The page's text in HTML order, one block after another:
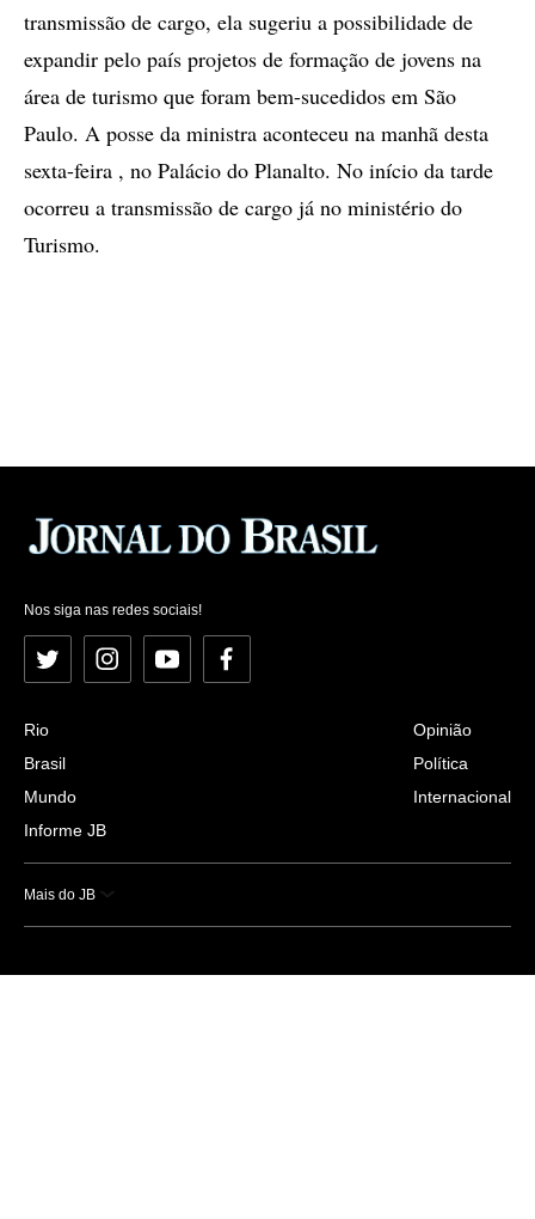
transmissão de cargo, ela sugeriu a possibilidade de
expandir pelo país projetos de formação de jovens na
área de turismo que foram bem-sucedidos em São
Paulo. A posse da ministra aconteceu na manhã desta
sexta-feira , no Palácio do Planalto. No início da tarde
ocorreu a transmissão de cargo já no ministério do
Turismo.
Nos siga nas redes sociais!
Twitter InstagramYouTubeFacebook
Rio
Brasil
Mundo
Informe JB
Opinião
Política
Internacional
Mais do JB
Esportes